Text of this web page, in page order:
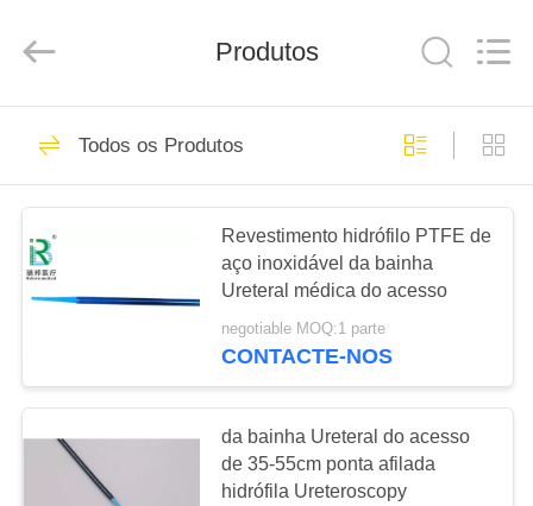
CASA
PRODUTOS
SOBRE
NÓS
EXCURSÃO
FÁBRICA
Technology
Bainha Ureteral do
108
Cesta de pedra da
recuperação
100
Produtos
Todos os Produtos
Revestimento hidrófilo PTFE de
aço inoxidável da bainha
Ureteral médica do acesso
negotiable MOQ:1 parte
CONTACTE-NOS
da bainha Ureteral do acesso
de 35-55cm ponta afilada
hidrófila Ureteroscopy